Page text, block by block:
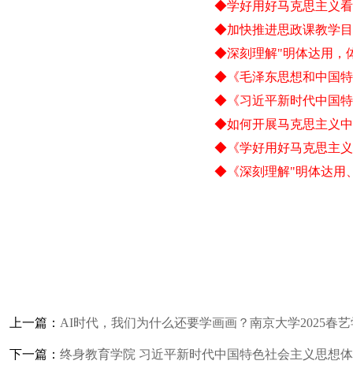
◆学好用好马克思主义
◆加快推进思政课教学
◆深刻理解"明体达用，
◆《毛泽东思想和中国
◆《习近平新时代中国
◆如何开展马克思主义
◆《学好用好马克思主
◆《深刻理解"明体达用
上一篇： AI时代，我们为什么还要学画画？南京大学2025春
下一篇： 终身教育学院 习近平新时代中国特色社会主义思想